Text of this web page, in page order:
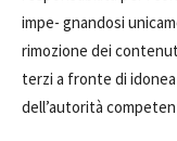
impe- gnandosi
rimozione dei
terzi a fronte di
dell’autorità